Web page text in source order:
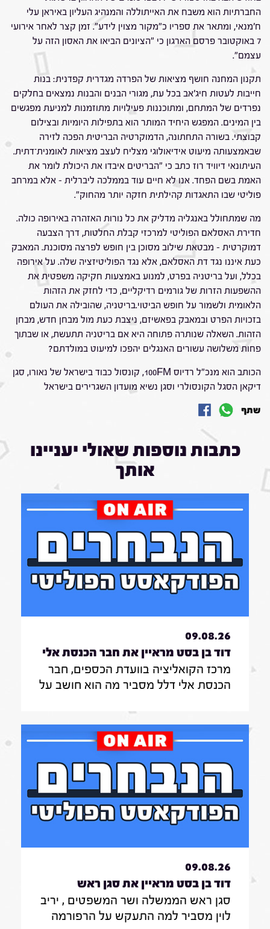
החברתיות הוא משבח את האייתוללה והמנהיג העליון באיראן עלי
ח'מנאי, ומתאר את ספריו כ"מקור מצוין לידע". זמן קצר לאחר אירועי
7 באוקטובר פרסם הארגון כי "הציונים הביאו את האסון הזה על
עצמם".
תקנון המחנה חושף מציאות של הפרדה מגדרית קפדנית: בנות
חייבות לעטות חיג'אב בכל עת, מגורי הבנים והבנות נמצאים בחלקים
נפרדים של המתחם, ומתוכננות פעילויות מתוזמנות למניעת מפגשים
בין המינים. המפגש היחיד המותר הוא בתפילות היומיות ובצילום
קבוצתי. בשורה התחתונה, הדמוקרטיה הבריטית הפכה לזירה
שבאמצעותה מיעוט אידיאולוגי מצליח לעצב מציאות לאומנית־דתית.
העיתונאי דיוויד רוז כתב כי "הבריטים איבדו את היכולת לומר את
האמת בשם הפחד. אנו לא חיים עוד בממלכה ליברלית – אלא במרחב
פוליטי שבו התאגדות קהילתית חזקה יותר מהחוק".
מה שמתחולל באנגליה מדליק את כל נורות האזהרה באירופה כולה.
חדירת האסלאם הפוליטי למרכזי קבלת החלטות, דרך הצבעה
דמוקרטית – מבטאת שילוב מסוכן בין חופש לפרצה מסוכנת. המאבק
כעת איננו נגד דת האסלאם, אלא נגד הפוליטיזציה שלה. על אירופה
בכלל, ועל בריטניה בפרט, למנוע באמצעות חקיקה משפטית את
ההשפעות הזרות של גורמים רדיקליים, כדי לחזק את הזהות
הלאומית ולשמור על חופש הביטוי.בריטניה, שהובילה את העולם
בזכויות הפרט ובמאבק בפאשיזם, ניצבת כעת מול מבחן חדש, מבחן
הזהות. השאלה שנותרה פתוחה היא אם בריטניה תתעשת, או שבתוך
פחות משלושה עשורים האנגלים יהפכו למיעוט במולדתם?
הכותב הוא מנכ"ל רדיוס 100FM, קונסול כבוד בישראל של נאורו, סגן
דיקאן הסגל הקונסולרי וסגן נשיא מועדון השגרירים בישראל
שתף
כתבות נוספות שאולי יעניינו
אותך
09.08.26
דוד בן בסט מראיין את חבר הכנסת אלי
דלל|7.8.26
מרכז הקואליציה בוועדת הכספים, חבר
הכנסת אלי דלל מסביר מה הוא חושב על
דעתו על ההעברות התקציביות למוסדות
חרדים בוועדת הכספים
09.08.26
דוד בן בסט מראיין את סגן ראש
הממשלה ושר המשפטים , יריב
לוין|7.8.26
סגן ראש הממשלה ושר המשפטים , יריב
לוין מסביר למה התעקש על הרפורמה